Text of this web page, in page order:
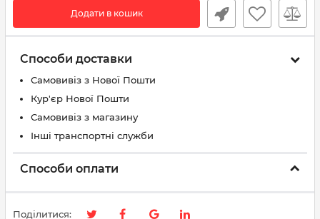
Додати в кошик
Способи доставки
Самовивіз з Нової Пошти
Кур'єр Нової Пошти
Самовивіз з магазину
Інші транспортні служби
Способи оплати
Поділитися: